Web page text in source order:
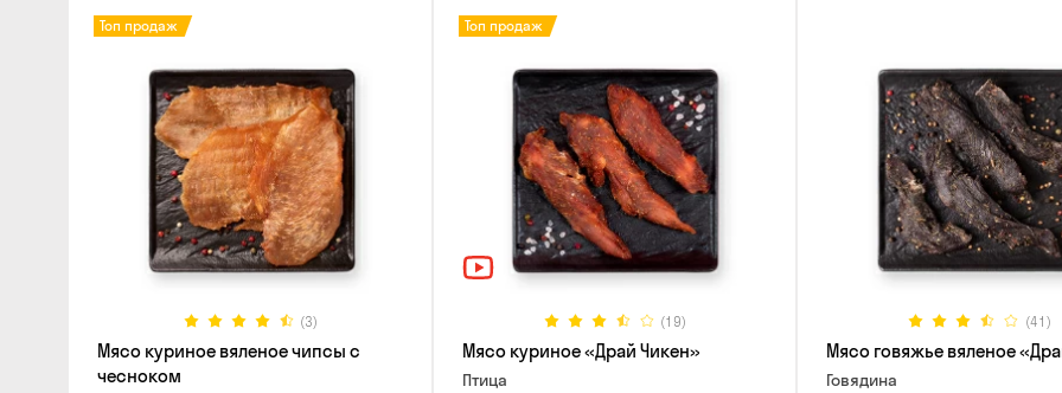
(3)
Топ продаж
Мясо куриное вяленое чипсы с
чесноком
(19)
Топ продаж
Мясо куриное «Драй Чикен»
Птица
(41)
Мясо говяжье вяленое
Говядина